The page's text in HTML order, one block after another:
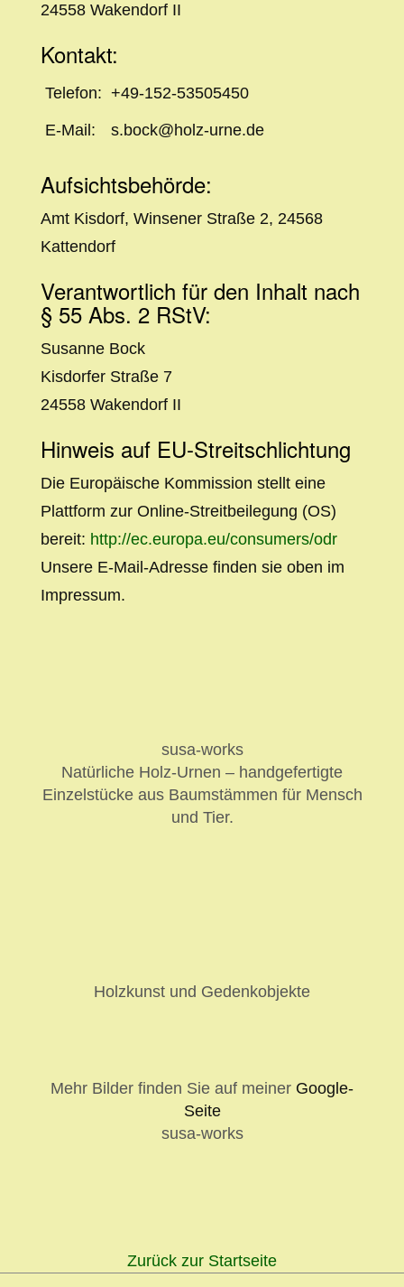
24558 Wakendorf II
Kontakt:
Telefon: +49-152-53505450
E-Mail: s.bock@holz-urne.de
Aufsichtsbehörde:
Amt Kisdorf, Winsener Straße 2, 24568
Kattendorf
Verantwortlich für den Inhalt nach
§ 55 Abs. 2 RStV:
Susanne Bock
Kisdorfer Straße 7
24558 Wakendorf II
Hinweis auf EU-Streitschlichtung
Die Europäische Kommission stellt eine
Plattform zur Online-Streitbeilegung (OS)
bereit: http://ec.europa.eu/consumers/odr
Unsere E-Mail-Adresse finden sie oben im
Impressum.
susa-works
Natürliche Holz-Urnen – handgefertigte
Einzelstücke aus Baumstämmen für Mensch
und Tier.
Holzkunst und Gedenkobjekte
Mehr Bilder finden Sie auf meiner Google-
Seite
susa-works
Zurück zur Startseite